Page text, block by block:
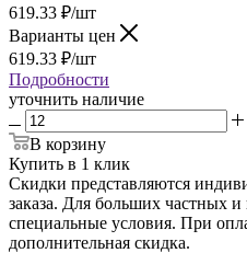
619.33 ₽/шт
Варианты цен
619.33 ₽/шт
Подробности
уточнить наличие
В корзину
Купить в 1 клик
Скидки представляются
заказа. Для больших частных
специальные условия. При
дополнительная скидка.